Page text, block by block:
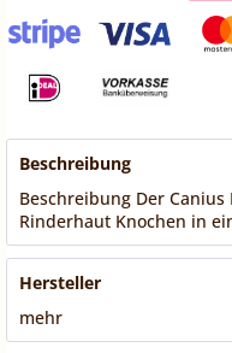
Beschreibung
Beschreibung Der
Rinderhaut Knochen in
Hersteller
mehr